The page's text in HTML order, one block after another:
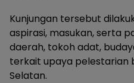
Kunjungan tersebut
aspirasi, masukan, serta
daerah, tokoh adat,
terkait upaya pelestarian
Selatan.